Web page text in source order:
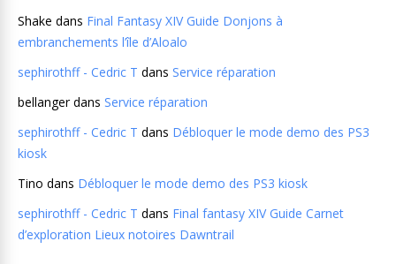
Shake dans Final Fantasy XIV Guide Donjons à
embranchements l’île d’Aloalo
sephirothff - Cedric T dans Service réparation
bellangerdans Service réparation
sephirothff - Cedric T dans Débloquer le mode demo des PS3
kiosk
Tino dans Débloquer le mode demo des PS3 kiosk
sephirothff - Cedric T dans Final fantasy XIV Guide Carnet
d’exploration Lieux notoires Dawntrail